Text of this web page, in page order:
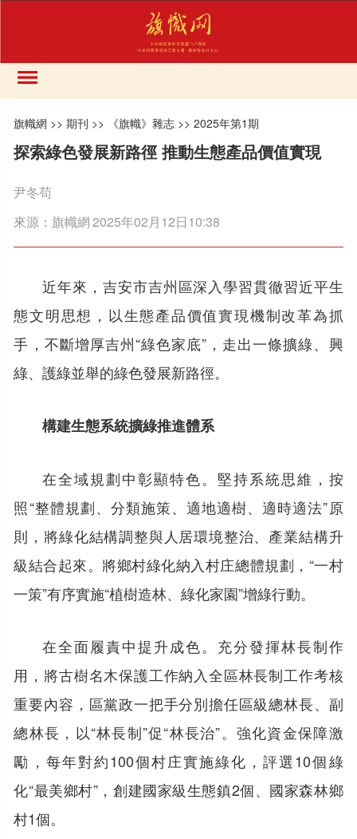
旗幟網 >>期刊 >> 《旗幟》雜志 >>2025年第1期
探索綠色發展新路徑 推動生態產品價值實現
尹冬苟
來源：旗幟網2025年02月12日10:38
近年來，吉安市吉州區深入學習貫徹習近平生
態文明思想，以生態產品價值實現機制改革為抓
手，不斷增厚吉州“綠色家底”，走出一條擴綠、興
綠、護綠並舉的綠色發展新路徑。
構建生態系統擴綠推進體系
在全域規劃中彰顯特色。堅持系統思維，按
照“整體規劃、分類施策、適地適樹、適時適法”原
則，將綠化結構調整與人居環境整治、產業結構升
級結合起來。將鄉村綠化納入村庄總體規劃，“一村
一策”有序實施“植樹造林、綠化家園”增綠行動。
在全面履責中提升成色。充分發揮林長制作
用，將古樹名木保護工作納入全區林長制工作考核
重要內容，區黨政一把手分別擔任區級總林長、副
總林長，以“林長制”促“林長治”。強化資金保障激
勵，每年對約100個村庄實施綠化，評選10個綠
化“最美鄉村”，創建國家級生態鎮2個、國家森林鄉
村1個。